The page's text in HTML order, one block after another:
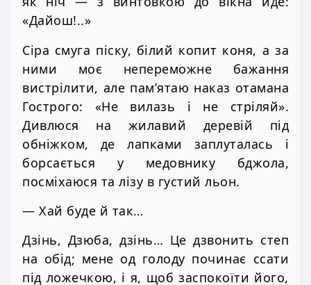
«Дайош!..»
Сіра смуга піску, білий копит коня, а за
ними моє непереможне бажання
вистрілити, але пам’ятаю наказ отамана
Гострого: «Не вилазь і не стріляй».
Дивлюся на жилавий деревій під
обніжком, де лапками заплуталась і
борсається у медовнику бджола,
посміхаюся та лізу в густий льон.
— Хай буде й так…
Дзінь, Дзюба, дзінь… Це дзвонить степ
на обід; мене од голоду починає ссати
під ложечкою, і я, щоб заспокоїти його,